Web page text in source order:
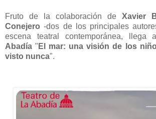
Fruto de la colaboración de Xavier
Conejero -dos de los principales
escena teatral contemporánea,
Abadía" El mar: una visión de los
visto nunca".